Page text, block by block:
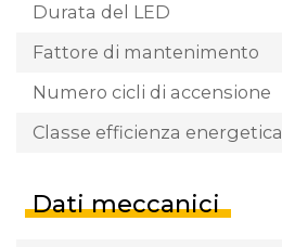
Durata del LED
Fattore di mantenimento
Numero cicli di accensione
Classe efficienza energetica
Dati meccanici